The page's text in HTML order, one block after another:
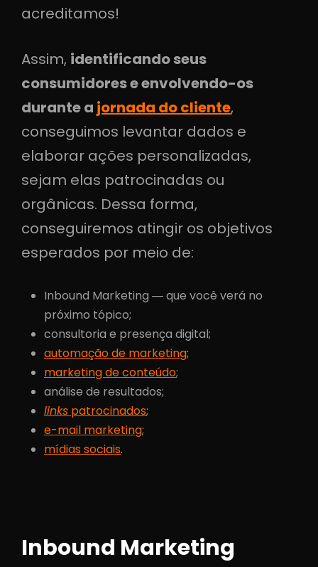
acreditamos!
Assim, identificando seus
consumidores e envolvendo-os
durante a jornada docliente,
conseguimos levantar dados e
elaborar ações personalizadas,
sejam elas patrocinadas ou
orgânicas. Dessa forma,
conseguiremos atingir os objetivos
esperados por meio de:
Inbound Marketing ― que você verá no
próximo tópico;
consultoria e presença digital;
automação de marketing;
marketing de conteúdo;
análise de resultados;
links patrocinados;
e-mail marketing;
mídias sociais.
Inbound Marketing